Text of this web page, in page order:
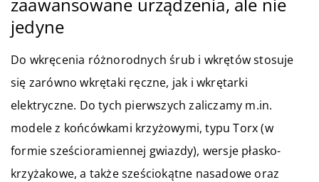
jedyne
Do wkręcenia różnorodnych śrub i wkrętów stosuje
się zarówno wkrętaki ręczne, jak i wkrętarki
elektryczne. Do tych pierwszych zaliczamy m.in.
modele z końcówkami krzyżowymi, typu Torx (w
formie sześcioramiennej gwiazdy), wersje płasko-
krzyżakowe, a także sześciokątne nasadowe oraz